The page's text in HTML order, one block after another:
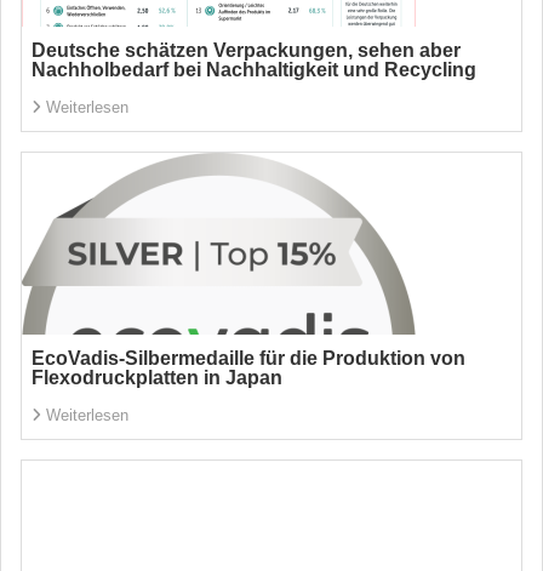
Deutsche schätzen Verpackungen, sehen aber
Nachholbedarf bei Nachhaltigkeit und Recycling
Weiterlesen
EcoVadis-Silbermedaille für die Produktion von
Flexodruckplatten in Japan
Weiterlesen